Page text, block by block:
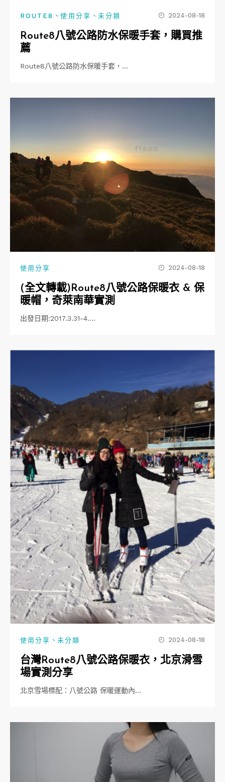
ROUTE8 、使用分享 、 未分類 2024-08-18
Route8八號公路防水保暖手套，購買推
薦
Route8八號公路防水保暖手套，…
使用分享 2024-08-18
(全文轉載)Route8八號公路保暖衣 & 保
暖帽，奇萊南華實測
出發日期:2017.3.31-4.…
使用分享 、未分類 2024-08-18
台灣Route8八號公路保暖衣，北京滑雪
場實測分享
北京雪場標配：八號公路 保暖運動內…